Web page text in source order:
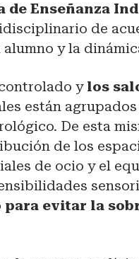
de Enseñanza
de
y la
y los
están
De esta
de los
de ocio y el
para evitar la